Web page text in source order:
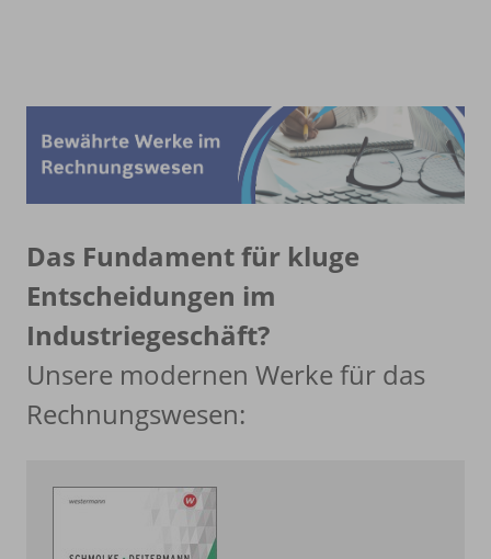
Das Fundament für kluge
Entscheidungen im
Industriegeschäft?
Unsere modernen Werke für das
Rechnungswesen: